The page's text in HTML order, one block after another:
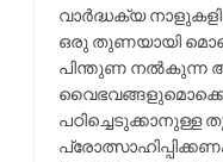
വാർദ്ധക്യ
ഒരു തുണയായി
പിന്തുണ നൽകുന്ന
പഠിച്ചെടുക്കാനുള്ള